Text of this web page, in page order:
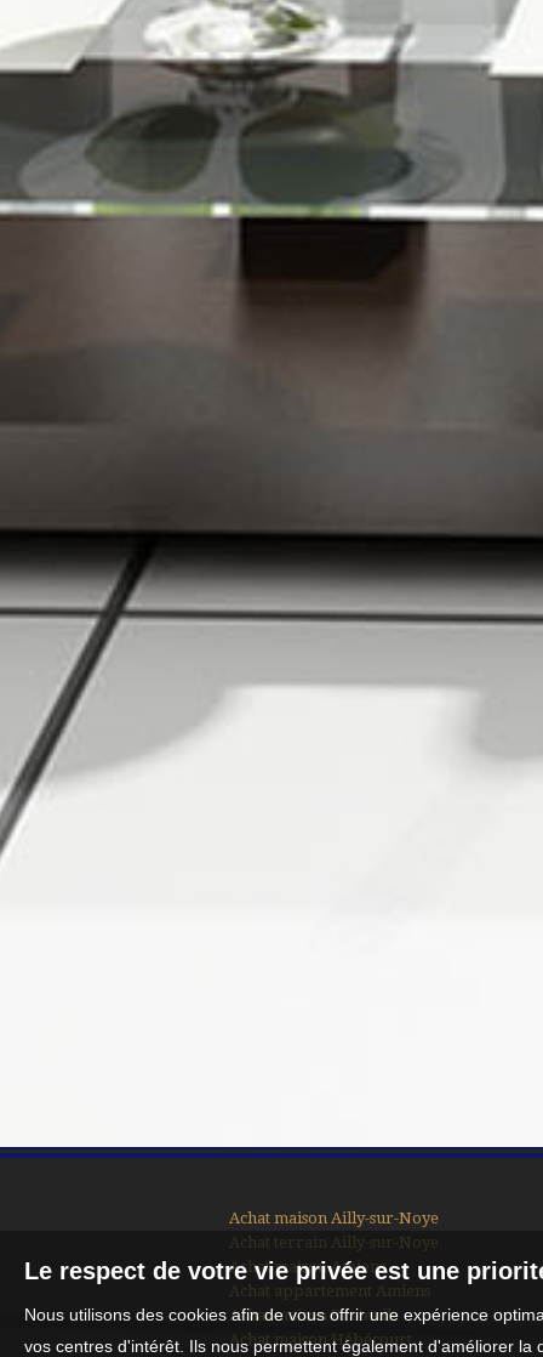
Achat maison Ailly-sur-Noye
Achat terrain Ailly-sur-Noye
Achat maison Amiens
Achat appartement Amiens
Achat maison Breteuil
Achat maison Hébécourt
Le respect de votre vie privée est une
Nous utilisons des cookies afin de vous offrir une expérience
vos centres d'intérêt. Ils nous permettent également d'améliorer